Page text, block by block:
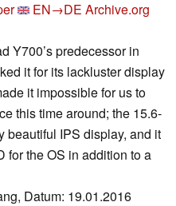
EN→DE Archive.org
Y700’s predecessor in
it for its lackluster display
it impossible for us to
this time around; the 15.6-
beautiful IPS display, and it
for the OS in addition to a
Datum: 19.01.2016